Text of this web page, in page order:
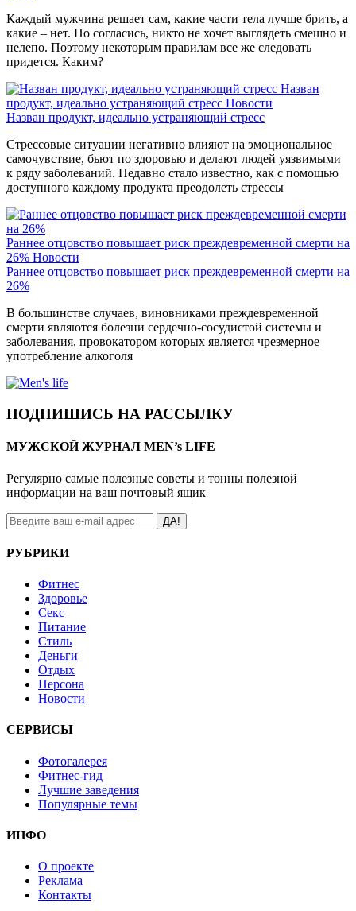
Каждый мужчина решает сам, какие части тела лучше брить, а
какие – нет. Но согласись, никто не хочет выглядеть смешно и
нелепо. Поэтому некоторым правилам все же следовать
придется. Каким?
Назван
продукт, идеально устраняющий стресс Новости
Назван продукт, идеально устраняющий стресс
Стрессовые ситуации негативно влияют на эмоциональное
самочувствие, бьют по здоровью и делают людей уязвимыми
к ряду заболеваний. Недавно стало известно, как с помощью
доступного каждому продукта преодолеть стрессы
Раннее отцовство повышает риск преждевременной смерти на
26% Новости
Раннее отцовство повышает риск преждевременной смерти на
26%
В большинстве случаев, виновниками преждевременной
смерти являются болезни сердечно-сосудистой системы и
заболевания, провокатором которых является чрезмерное
употребление алкоголя
ПОДПИШИСЬ НА РАССЫЛКУ
МУЖСКОЙ ЖУРНАЛ MEN’s LIFE
Регулярно самые полезные советы и тонны полезной
информации на ваш почтовый ящик
ДА!
РУБРИКИ
Фитнес
Здоровье
Секс
Питание
Стиль
Деньги
Отдых
Персона
Новости
СЕРВИСЫ
Фотогалерея
Фитнес-гид
Лучшие заведения
Популярные темы
ИНФО
О проекте
Реклама
Контакты